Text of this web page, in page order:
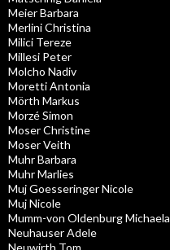
Meier Barbara
Merlini Christina
Milici Tereze
Millesi Peter
Molcho Nadiv
Moretti Antonia
Mörth Markus
Morzé Simon
Moser Christine
Moser Veith
Muhr Barbara
Muhr Marlies
Muj Goesseringer Nicole
Muj Nicole
Mumm-von Oldenburg Michaela
Neuhauser Adele
Neuwirth Tom